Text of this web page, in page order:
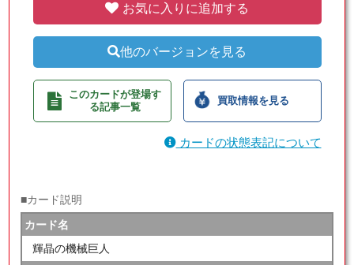
お気に入りに追加する
他のバージョンを見る
このカードが登場す
る記事一覧
買取情報を見る
カードの状態表記について
■カード説明
カード名
輝晶の機械巨人